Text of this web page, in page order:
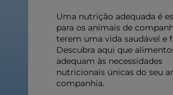
Uma nutrição adequada é
para os animais de
terem uma vida saudável e
Descubra aqui que
adequam às necessidades
nutricionais únicas do seu
companhia.